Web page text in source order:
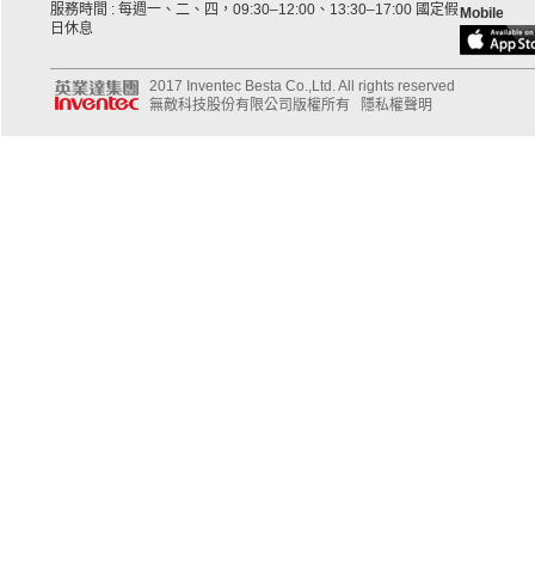
服務時間 : 每週一、二、四，09:30–12:00、13:30–17:00 國定假
日休息
Mobile
2017 Inventec Besta Co.,Ltd. All rights reserved
無敵科技股份有限公司版權所有
隱私權聲明